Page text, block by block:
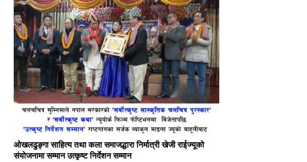
ओखलढुङ्गा साहित्य तथा कला समाजद्धारा निर्मात्री खेजी राईज्यूको
संयोजनामा सम्मान उत्कृष्ट निर्देशन सम्मान